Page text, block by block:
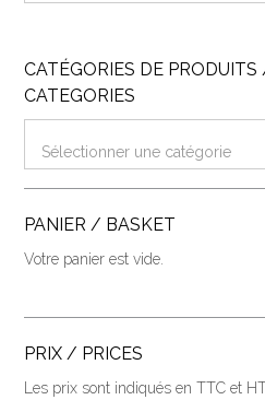
CATÉGORIES DE
CATEGORIES
Sélectionner une catégorie
PANIER / BASKET
Votre panier est vide.
PRIX / PRICES
Les prix sont indiqués en TTC et